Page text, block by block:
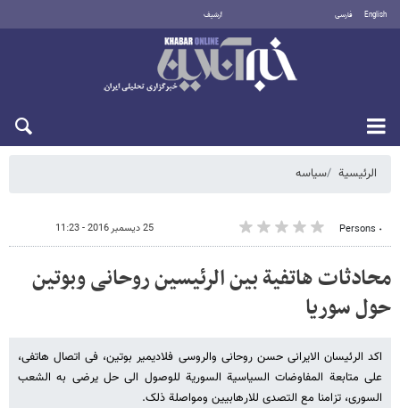
English فارسی أرشيف
الرئيسية سیاسه
٠ Persons 25 ديسمبر 2016 - 11:23
محادثات هاتفیة بین الرئیسین روحانی وبوتین
حول سوریا
اکد الرئیسان الایرانی حسن روحانی والروسی فلادیمیر بوتین، فی اتصال هاتفی،
علی متابعة المفاوضات السیاسیة السوریة للوصول الی حل یرضی به الشعب
السوری، تزامنا مع التصدی للارهابیین ومواصلة ذلک.